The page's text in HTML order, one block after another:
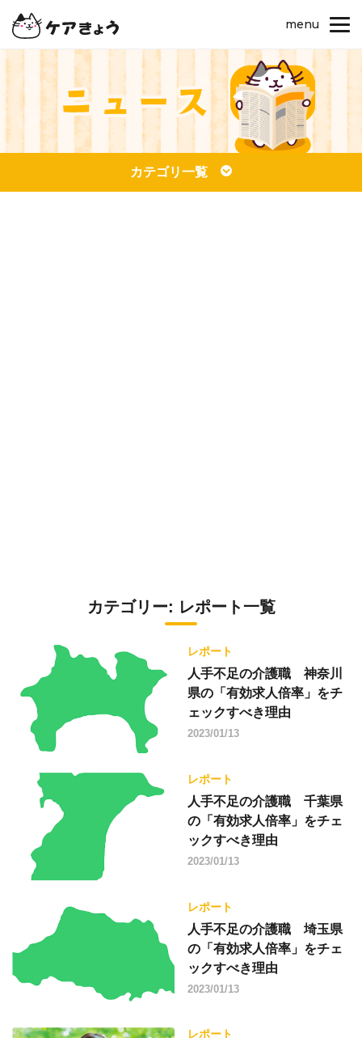
menu
カテゴリ一覧
カテゴリー: レポート 一覧
レポート
人手不足の介護職 神奈川
県の「有効求人倍率」をチ
ェックすべき理由
2023/01/13
レポート
人手不足の介護職 千葉県
の「有効求人倍率」をチェ
ックすべき理由
2023/01/13
レポート
人手不足の介護職 埼玉県
の「有効求人倍率」をチェ
ックすべき理由
2023/01/13
レポート